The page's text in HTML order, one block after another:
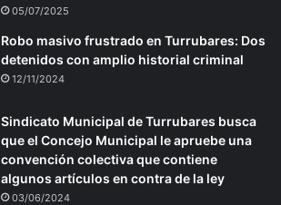
05/07/2025
Robo masivo frustrado en Turrubares: Dos
detenidos con amplio historial criminal
12/11/2024
Sindicato Municipal de Turrubares busca
que el Concejo Municipal le apruebe una
convención colectiva que contiene
algunos artículos en contra de la ley
03/06/2024